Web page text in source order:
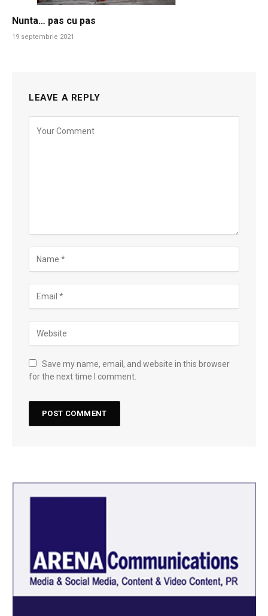
Nunta… pas cu pas
19 septembrie 2021
LEAVE A REPLY
Save my name, email, and website in this browser
for the next time I comment.